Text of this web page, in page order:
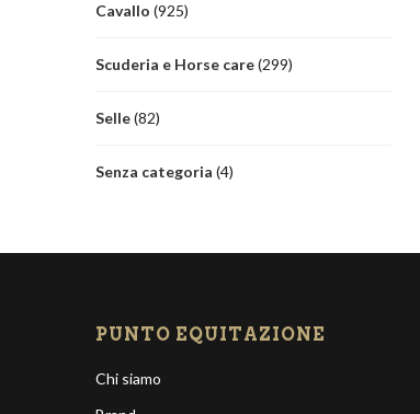
Cavallo (925)
Scuderia e Horse care(299)
Selle(82)
Senza categoria (4)
PUNTO EQUITAZIONE
Chi siamo